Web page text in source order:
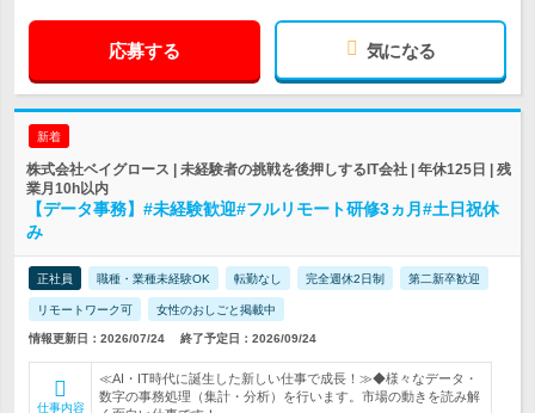
応募する 気になる
新着
株式会社ベイグロース | 未経験者の挑戦を後押しするIT会社 | 年休125日 | 残
業月10h以内
【データ事務】#未経験歓迎#フルリモート研修3ヵ月#土日祝休
み
正社員 職種・業種未経験OK 転勤なし 完全週休2日制 第二新卒歓迎
リモートワーク可 女性のおしごと掲載中
情報更新日：2026/07/24 終了予定日：2026/09/24
仕事内容
≪AI・IT時代に誕生した新しい仕事で成長！≫◆様々なデータ・
数字の事務処理（集計・分析）を行います。市場の動きを読み解